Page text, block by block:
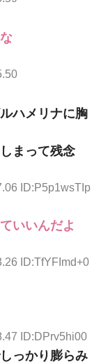
ハメリナに胸
まって残念
ID:P5p1wsTIp
いいんだよ
ID:TfYFImd+0
ID:DPrv5hi00
っかり膨らみ